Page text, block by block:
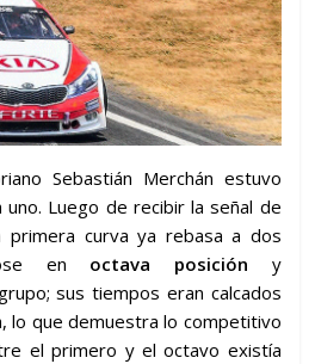
Sebastián Merchán estuvo
Luego de recibir la señal de
curva ya rebasa a dos
en octava posición y
sus tiempos eran calcados
lo que demuestra lo competitivo
el primero y el octavo existía